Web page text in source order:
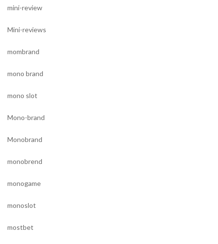
mini-review
Mini-reviews
mombrand
mono brand
mono slot
Mono-brand
Monobrand
monobrend
monogame
monoslot
mostbet